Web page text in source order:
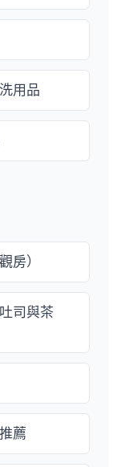
用品
房）
司與茶
薦